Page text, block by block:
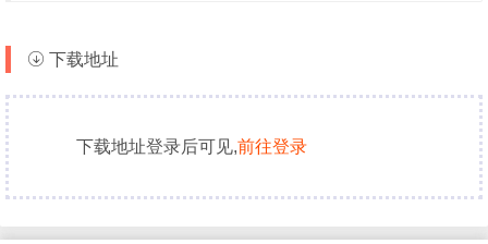
下载地址
下载地址登录后可见,前往登录